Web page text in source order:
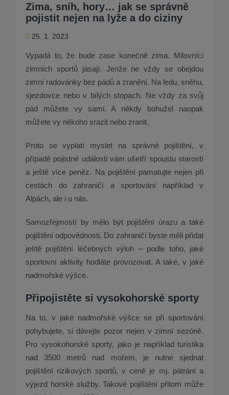
Zima, sníh, hory… jak se správně
pojistit nejen na lyže a do ciziny
25. 1. 2023
Vypadá to, že bude zase konečně zima. Milovníci
zimních sportů jásají. Jenže ne vždy se obejdou
zimní radovánky bez pádů a zranění. Na ledu, sněhu,
sjezdovce nebo v bílých stopách. Ne vždy za svůj
pád můžete vy sami. A někdy bohužel naopak
můžete vy někoho srazit nebo zranit.
Proto se vyplatí myslet na správné pojištění, v
případě pojistné události vám ušetří spoustu starostí
a ještě více peněz. Na pojištění pamatujte nejen při
cestách do zahraničí a sportování například v
Alpách, ale i u nás.
Samozřejmostí by mělo být pojištění úrazu a také
pojištění odpovědnosti. Do zahraničí byste měli přidat
ještě pojištění léčebných výloh – podle toho, jaké
sportovní aktivity hodláte provozovat. A také, v jaké
nadmořské výšce.
Připojistěte si vysokohorské sporty
Na to, v jaké nadmořské výšce se při sportování
pohybujete, si dávejte pozor nejen v zimní sezóně.
Pro vysokohorské sporty, jako je například turistika
nad 3500 metrů nad mořem, je nutné sjednat
pojištění rizikových sportů, v ceně je mj. pátrání a
výjezd horské služby. Takové pojištění přitom může